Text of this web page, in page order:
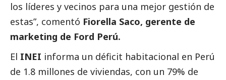
los líderes y vecinos para una mejor gestión de
estas”, comentó Fiorella Saco, gerente de
marketing de Ford Perú.
El INEI informa un déficit habitacional en Perú
de 1.8 millones de viviendas, con un 79% de